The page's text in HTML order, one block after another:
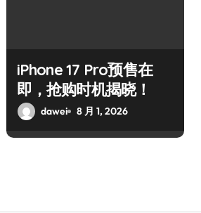
iPhone 17 Pro预售在
即，抢购时机揭晓！
dawei 8 月 1, 2026